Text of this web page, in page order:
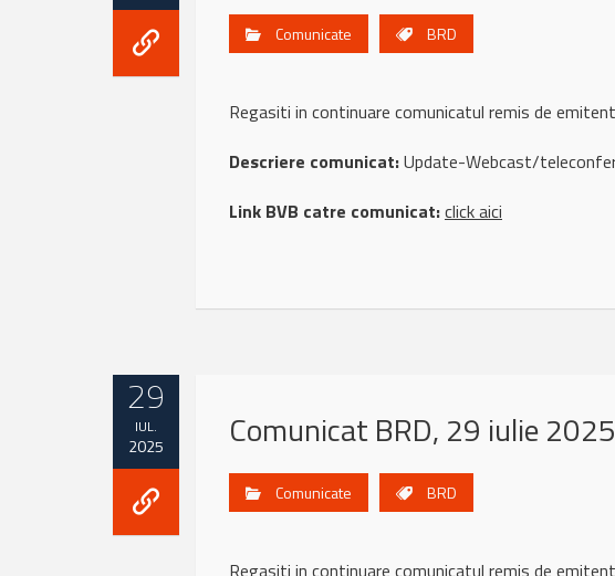
Comunicate BRD
Regasiti in continuare comunicatul remis de
Descriere comunicat:Update-Webcast/
Link BVB catre comunicat:click aici
29
IUL.
2025 Comunicat BRD, 29 iulie 2025
Comunicate BRD
Regasiti in continuare comunicatul remis de